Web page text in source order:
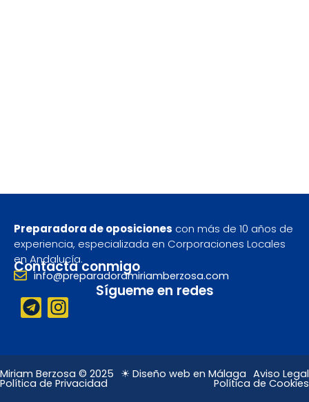
Preparadora de oposiciones con más de 10 años de
experiencia, especializada en Corporaciones Locales
en Andalucía.
Contacta conmigo
info@preparadoramiriamberzosa.com
Sígueme en redes
T
e
e
g
r
I
n
t
a
g
Miriam Berzosa © 2025 ☀ Diseño web en Málaga Aviso Legal
Política de Privacidad Política de Cookies